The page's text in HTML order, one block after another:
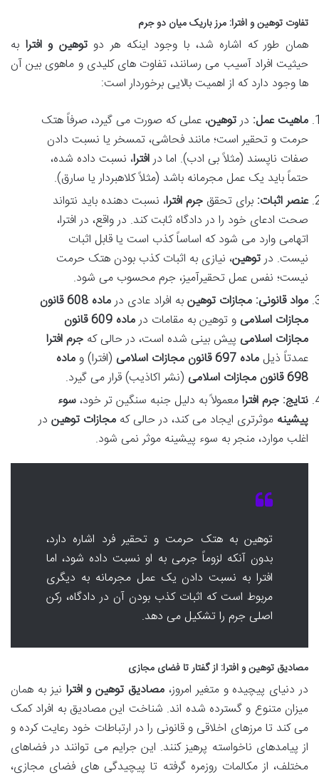
تفاوت توهین و افترا: مرز باریک میان دو جرم
همان طور که اشاره شد، با وجود اینکه هر دوتوهین و افترا به
حیثیت افراد آسیب می رسانند، تفاوت های کلیدی و ماهوی بین آن
ها وجود دارد که از اهمیت بالایی برخوردار است:
ماهیت عمل: درتوهین، عملی که صورت می گیرد، صرفاً هتک
حرمت و تحقیر است؛ مانند فحاشی، تمسخر یا نسبت دادن
صفات ناپسند (مثلاً بی ادب). اما درافترا، نسبت داده شده،
حتماً باید یک عمل مجرمانه باشد (مثلاً کلاهبردار یا سارق).
عنصر اثبات: برای تحقق جرم افترا، نسبت دهنده باید نتواند
صحت ادعای خود را در دادگاه ثابت کند. در واقع، در افترا،
اتهامی وارد می شود که اساساً کذب است یا قابل اثبات
نیست. درتوهین، نیازی به اثبات کذب بودن هتک حرمت
نیست؛ نفس عمل تحقیرآمیز، جرم محسوب می شود.
مواد قانونی: مجازات توهینبه افراد عادی در
ماده 608 قانون
مجازات اسلامی و توهین به مقامات در
ماده 609 قانون
مجازات اسلامی پیش بینی شده است، در حالی که جرم افترا
عمدتاً ذیل ماده 697 قانون مجازات اسلامی (افترا) وماده
698 قانون مجازات اسلامی
(نشر اکاذیب) قرار می گیرد.
نتایج: جرم افترامعمولاً به دلیل جنبه سنگین تر خود، سوء
پیشینه موثرتری ایجاد می کند، در حالی که مجازات توهین در
اغلب موارد، منجر به سوء پیشینه موثر نمی شود.
توهین به هتک حرمت و تحقیر فرد اشاره دارد،
بدون آنکه لزوماً جرمی به او نسبت داده شود، اما
افترا به نسبت دادن یک عمل مجرمانه به دیگری
مربوط است که اثبات کذب بودن آن در دادگاه، رکن
اصلی جرم را تشکیل می دهد.
مصادیق توهین و افترا: از گفتار تا فضای مجازی
در دنیای پیچیده و متغیر امروز، مصادیق توهین و افترا نیز به همان
میزان متنوع و گسترده شده اند. شناخت این مصادیق به افراد کمک
می کند تا مرزهای اخلاقی و قانونی را در ارتباطات خود رعایت کرده و
از پیامدهای ناخواسته پرهیز کنند. این جرایم می توانند در فضاهای
مختلف، از مکالمات روزمره گرفته تا پیچیدگی های فضای مجازی،